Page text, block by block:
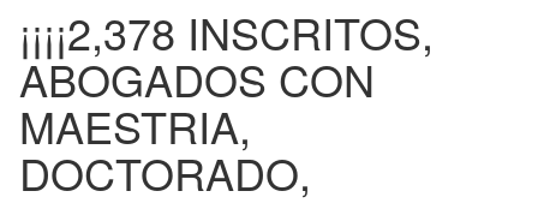
¡¡¡¡2,378 INSCRITOS,
ABOGADOS CON
MAESTRIA,
DOCTORADO,